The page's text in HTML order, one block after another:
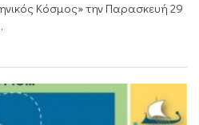
Κόσμος» την Παρασκευή 29